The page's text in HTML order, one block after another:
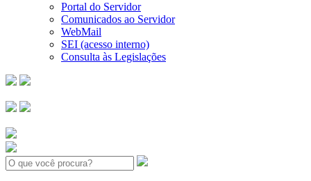
Portal do Servidor
Comunicados ao Servidor
WebMail
SEI (acesso interno)
Consulta às Legislações
Search: